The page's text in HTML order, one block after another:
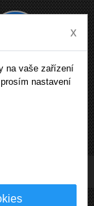
x
na vaše zařízení
nastavení